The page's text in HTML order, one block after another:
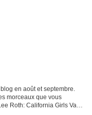
en août et septembre.
morceaux que vous
Roth: California Girls Van